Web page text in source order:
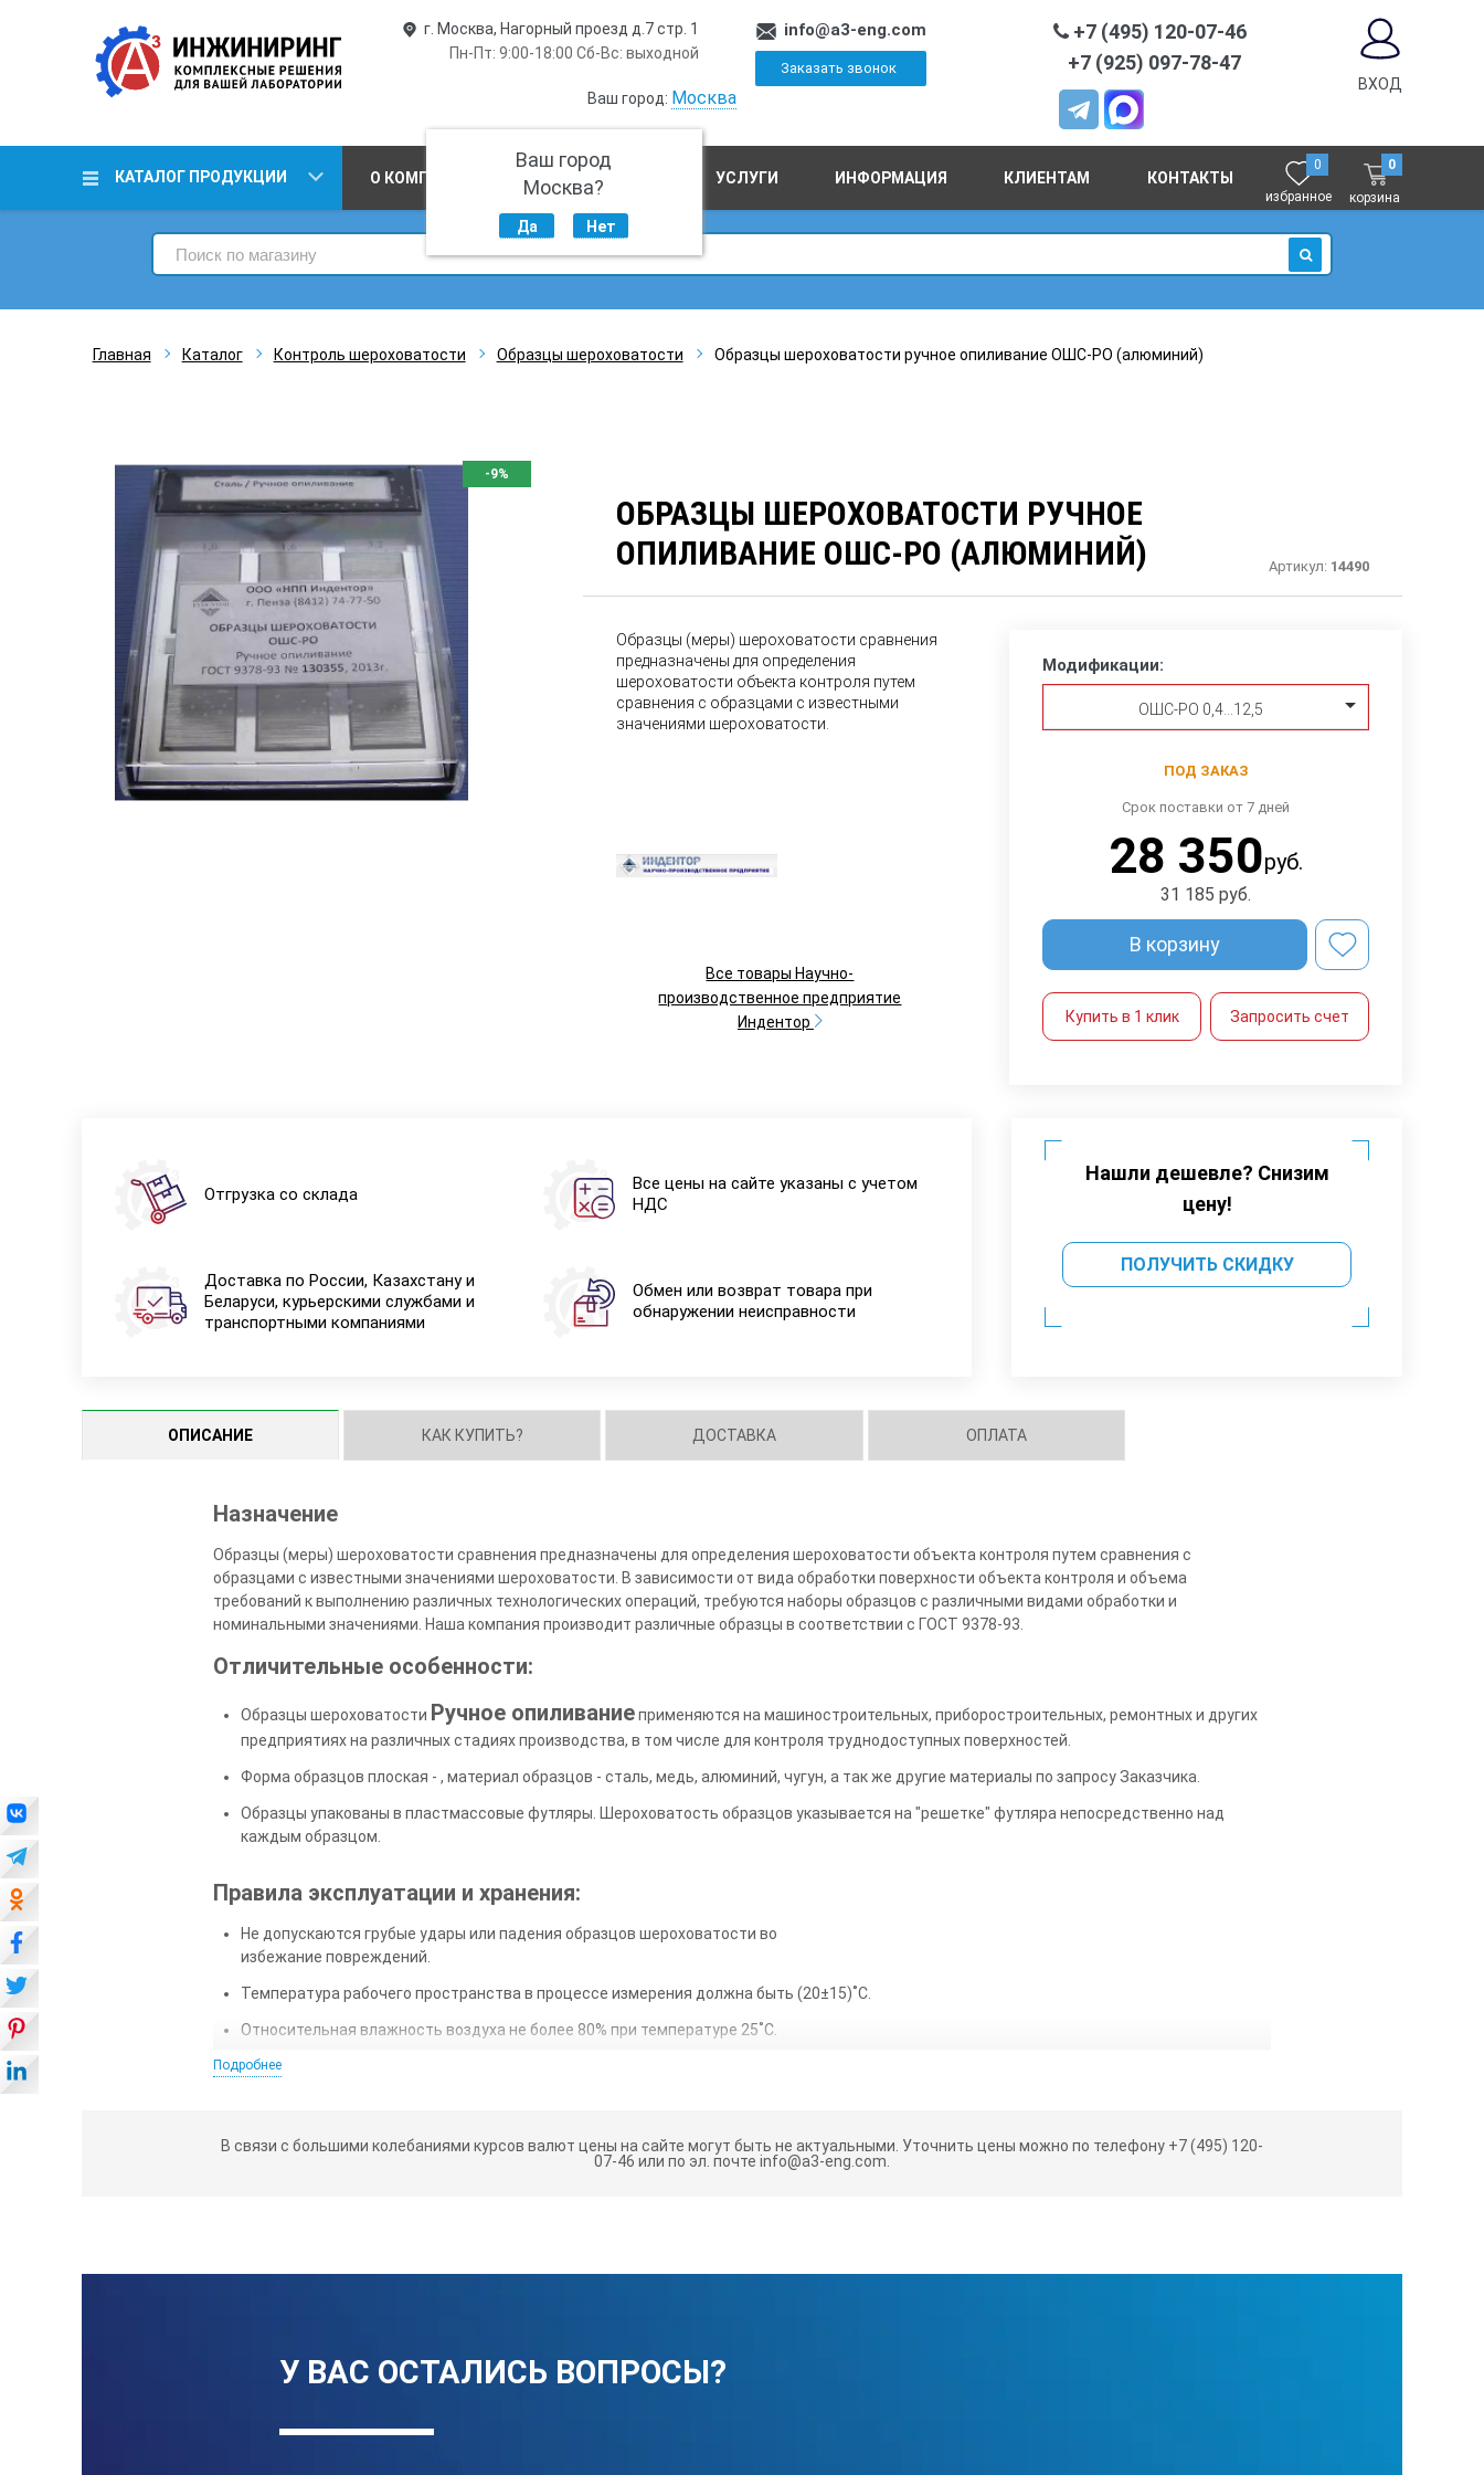
г. Москва, Нагорный проезд д.7 стр. 1
Пн-Пт: 9:00-18:00 Сб-Вс: выходной
Ваш город: Москва
Ваш город
Москва?
Да Нет
info@a3-eng.com
Заказать звонок
+7 (495) 120-07-46
+7 (925) 097-78-47
ВХОД
КАТАЛОГ ПРОДУКЦИИ О КОМПАНИИ ПРОИЗВОДСТВО УСЛУГИ ИНФОРМАЦИЯ КЛИЕНТАМ КОНТАКТЫ
0
избранное
0
корзина
ИСКАТЬ
Главная Каталог Контроль шероховатости Образцы шероховатости Образцы шероховатости ручное опиливание ОШС-РО (алюминий)
-9%
ОБРАЗЦЫ ШЕРОХОВАТОСТИ РУЧНОЕ
ОПИЛИВАНИЕ ОШС-РО (АЛЮМИНИЙ)
Артикул: 14490
Образцы (меры) шероховатости сравнения
предназначены для определения
шероховатости объекта контроля путем
сравнения с образцами с известными
значениями шероховатости.
Все товары Научно-
производственное предприятие
Индентор
Модификации:
ОШС-РО 0,4…12,5
ПОД ЗАКАЗ
Срок поставки от 7 дней
28 350руб.
31 185руб.
В корзину
Купить в 1 клик Запросить счет
Отгрузка со склада
Все цены на сайте указаны с учетом
НДС
Доставка по России, Казахстану и
Беларуси, курьерскими службами и
транспортными компаниями
Обмен или возврат товара при
обнаружении неисправности
Нашли дешевле? Снизим
цену!
ПОЛУЧИТЬ СКИДКУ
ОПИСАНИЕ КАК КУПИТЬ? ДОСТАВКА ОПЛАТА
Назначение
Образцы (меры) шероховатости сравнения предназначены для определения шероховатости объекта контроля путем сравнения с
образцами с известными значениями шероховатости. В зависимости от вида обработки поверхности объекта контроля и объема
требований к выполнению различных технологических операций, требуются наборы образцов с различными видами обработки и
номинальными значениями. Наша компания производит различные образцы в соответствии с ГОСТ 9378-93.
Отличительные особенности:
Образцы шероховатости Ручное опиливаниеприменяются на машиностроительных, приборостроительных, ремонтных и других
предприятиях на различных стадиях производства, в том числе для контроля труднодоступных поверхностей.
Форма образцов плоская - , материал образцов - сталь, медь, алюминий, чугун, а так же другие материалы по запросу Заказчика.
Образцы упакованы в пластмассовые футляры. Шероховатость образцов указывается на "решетке" футляра непосредственно над
каждым образцом.
Правила эксплуатации и хранения:
Не допускаются грубые удары или падения образцов шероховатости во
избежание повреждений.
Температура рабочего пространства в процессе измерения должна быть (20±15)˚С.
Относительная влажность воздуха не более 80% при температуре 25˚С.
Содержание в окружающей среде агрессивных газов и паров не допускается.
Подробнее
В связи с большими колебаниями курсов валют цены на сайте могут быть не актуальными. Уточнить цены можно по телефону +7 (495) 120-
07-46 или по эл. почте info@a3-eng.com.
У ВАС ОСТАЛИСЬ ВОПРОСЫ?